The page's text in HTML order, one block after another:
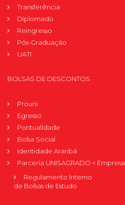
Transferência
Diplomado
Reingresso
Pós-Graduação
UATI
BOLSAS DE DESCONTOS
Prouni
Egresso
Pontualidade
Bolsa Social
Identidade Araribá
Parceria UNISAGRADO + Empresa
Regulamento Interno
de Bolsas de Estudo